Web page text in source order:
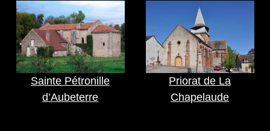
Sainte Pétronille
d’Aubeterre
Priorat de La
Chapelaude